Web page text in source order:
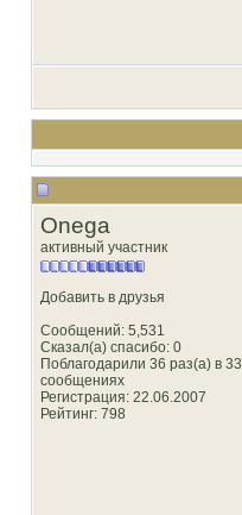
Onega
активный участник
Добавить в друзья
Сообщений: 5,531
Сказал(а) спасибо: 0
Поблагодарили 36 раз(а) в 33
сообщениях
Регистрация: 22.06.2007
Рейтинг: 798